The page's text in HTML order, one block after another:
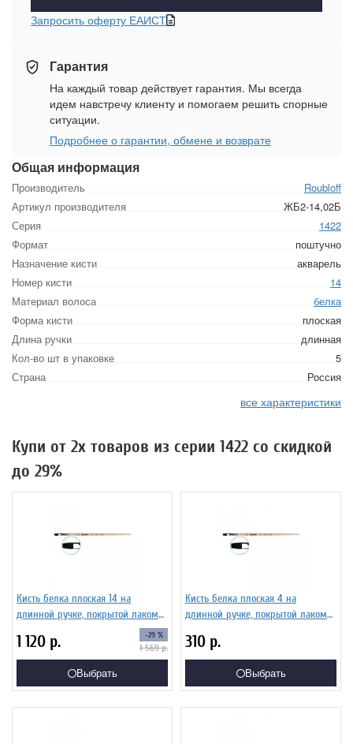
Общая информация
Производитель
Roubloff
Артикул производителя
ЖБ2-14,02Б
Серия
1422
Формат
поштучно
Назначение кисти
акварель
Номер кисти
14
Материал волоса
белка
Форма кисти
плоская
Длина ручки
длинная
Кол-во шт в упаковке
5
Страна
Россия
все характеристики
Запросить оферту ЕАИСТ
Гарантия
На каждый товар действует гарантия. Мы всегда
идем навстречу клиенту и помогаем решить спорные
ситуации.
Подробнее о гарантии, обмене и возврате
Купи от 2х товаров из серии 1422 со скидкой
до 29%
Кисть белка плоская 14 на
длинной ручке, покрытой лаком
1 120 р. -29 %
1 569р.
Выбрать
Кисть белка плоская 4 на
длинной ручке, покрытой лаком
310 р.
Выбрать